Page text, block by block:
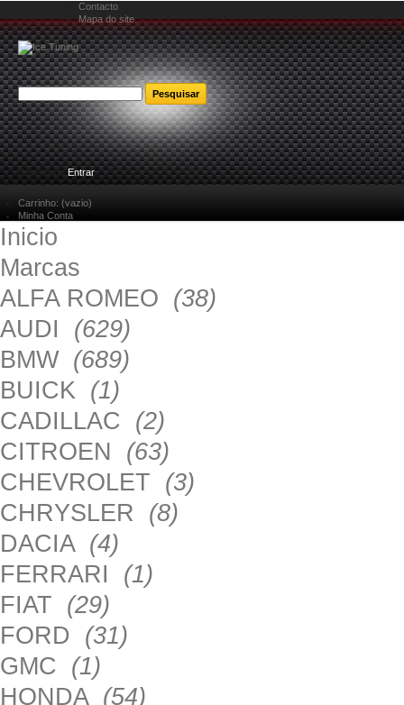
Contacto
Mapa do site
Bem-vindoEntrar
Carrinho: (vazio)
Minha Conta
Inicio
Marcas
ALFA ROMEO (38)
AUDI (629)
BMW (689)
BUICK (1)
CADILLAC (2)
CITROEN (63)
CHEVROLET (3)
CHRYSLER (8)
DACIA (4)
FERRARI (1)
FIAT (29)
FORD (31)
GMC (1)
HONDA (54)